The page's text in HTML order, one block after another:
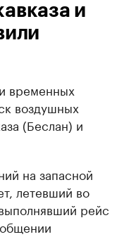
и
временных
воздушных
(Беслан) и
на запасной
летевший во
рейс